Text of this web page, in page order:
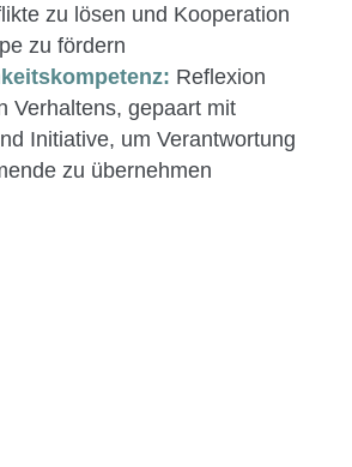
zu lösen und Koop­er­a­tion
zu fördern
Reflex­ion
Ver­hal­tens, gepaart mit
Ini­tia­tive, um Ver­ant­wor­tung
zu übernehmen